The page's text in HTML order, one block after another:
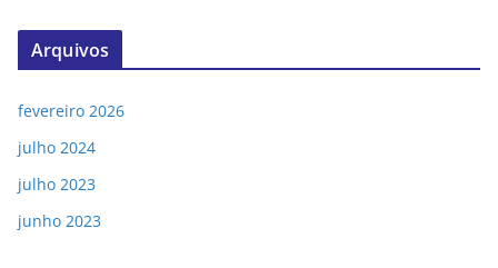
Arquivos
fevereiro 2026
julho 2024
julho 2023
junho 2023